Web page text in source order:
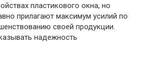
пластикового окна, но
прилагают максимум усилий по
своей продукции.
надежность